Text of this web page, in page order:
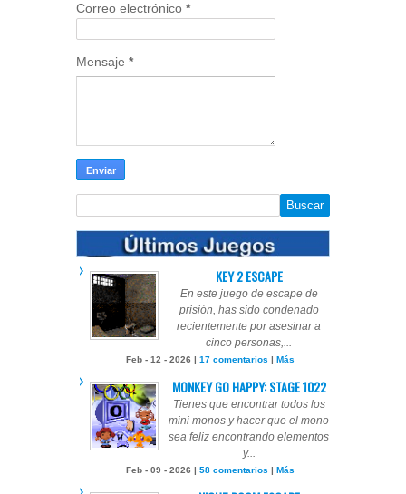
Correo electrónico *
Mensaje *
KEY 2 ESCAPE
En este juego de escape de
prisión, has sido condenado
recientemente por asesinar a
cinco personas,...
Feb - 12 - 2026 | 17 comentarios | Más
MONKEY GO HAPPY: STAGE 1022
Tienes que encontrar todos los
mini monos y hacer que el mono
sea feliz encontrando elementos
y...
Feb - 09 - 2026 | 58 comentarios | Más